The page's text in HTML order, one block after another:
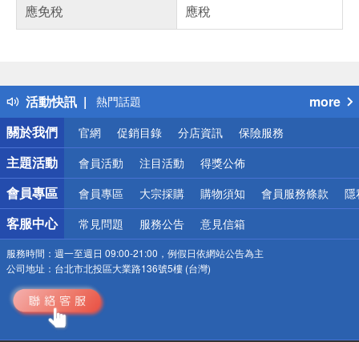
應免稅
應稅
活動快訊
得獎公告
熱門話題
銀行優惠
偏遠地區配送
詐騙網頁！請小心！
more
關於我們
官網 促銷目錄 分店資訊 保險服務
主題活動 會員活動 注目活動 得獎公佈
會員專區 會員專區 大宗採購 購物須知 會員服務條款 隱
客服中心 常見問題 服務公告 意見信箱
服務時間： 週一至週日 09:00-21:00，例假日依網站公告為主
公司地址： 台北市北投區大業路136號5樓 (台灣)